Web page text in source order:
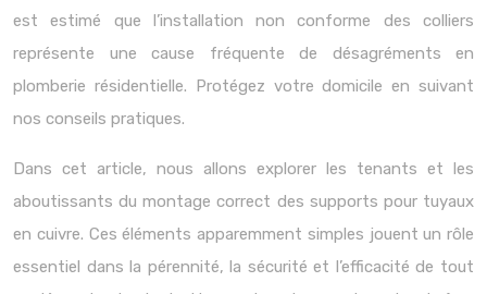
est estimé que l’installation non conforme des colliers
représente une cause fréquente de désagréments en
plomberie résidentielle. Protégez votre domicile en suivant
nos conseils pratiques.
Dans cet article, nous allons explorer les tenants et les
aboutissants du montage correct des supports pour tuyaux
en cuivre. Ces éléments apparemment simples jouent un rôle
essentiel dans la pérennité, la sécurité et l’efficacité de tout